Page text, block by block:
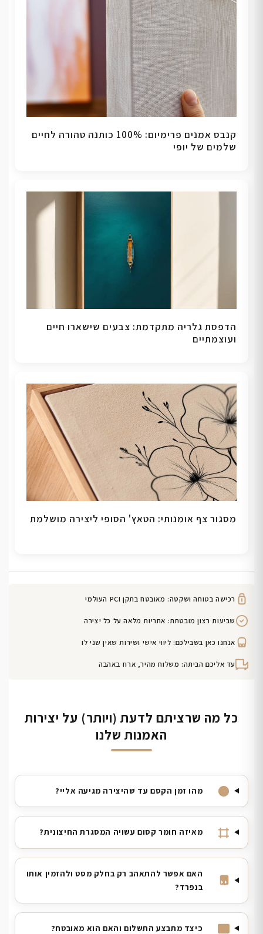
קנבס אמנים פרימיום: 100% כותנה טהורה לחיים
שלמים של יופי
הדפסת גלריה מתקדמת: צבעים שישארו חיים
ועוצמתיים
מסגור צף אומנותי: הטאץ' הסופי ליצירה מושלמת
רכישה בטוחה ושקטה: מאובטח בתקן PCI העולמי
שביעות רצון מובטחת: אחריות מלאה על כל יצירה
אנחנו כאן בשבילכם: ליווי אישי ושירות שאין שני לו
עד אליכם הביתה: משלוח מהיר, ארוז באהבה
כל מה שרציתם לדעת (ויותר) על יצירות
האמנות שלנו
מהו זמן הקסם עד שהיצירה מגיעה אליי?
מאיזה חומר קסום עשויה המסגרת החיצונית?
האם אפשר להתאהב רק בחלק מסט ולהזמין אותו
בנפרד?
כיצד מתבצע התשלום והאם הוא מאובטח?